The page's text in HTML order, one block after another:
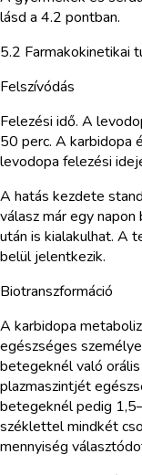
lásd a 4.2 pontban.
5.2 Farmakokinetikai
Felszívódás
Felezési idő. A
50 perc. A karbidopa
levodopa felezési
A hatás kezdete
válasz már egy
után is kialakulhat. A
belül jelentkezik.
Biotranszformáció
A karbidopa
egészséges
betegeknél való
plazmaszintjét
betegeknél pedig
széklettel mindkét
mennyiség